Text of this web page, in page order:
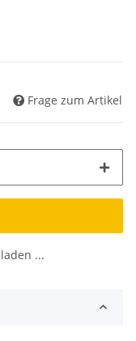
Frage zum Artikel
...